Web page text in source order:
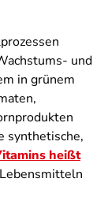
und
in grünem
synthetische,
heißt